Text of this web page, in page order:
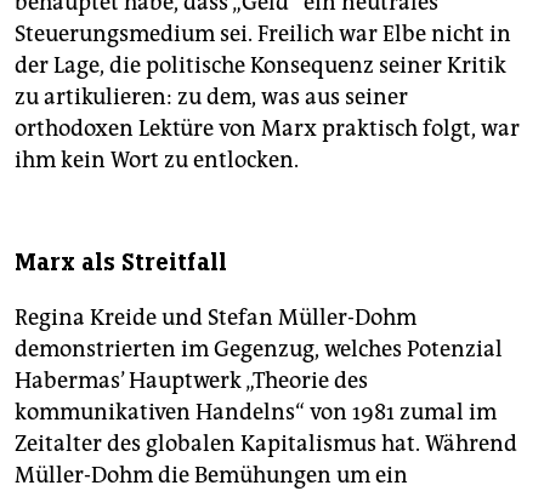
Steuerungsmedium sei. Freilich war Elbe nicht in
der Lage, die politische Konsequenz seiner Kritik
zu artikulieren: zu dem, was aus seiner
orthodoxen Lektüre von Marx praktisch folgt, war
ihm kein Wort zu entlocken.
Marx als Streitfall
Regina Kreide und Stefan Müller-Dohm
demonstrierten im Gegenzug, welches Potenzial
Habermas’ Hauptwerk „Theorie des
kommunikativen Handelns“ von 1981 zumal im
Zeitalter des globalen Kapitalismus hat. Während
Müller-Dohm die Bemühungen um ein